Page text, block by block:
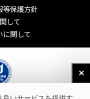
等保護方針
して
に関して